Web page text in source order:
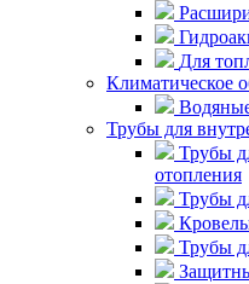
Для
Климатическое
Трубы для
Трубы
отопления
Трубы
Трубы